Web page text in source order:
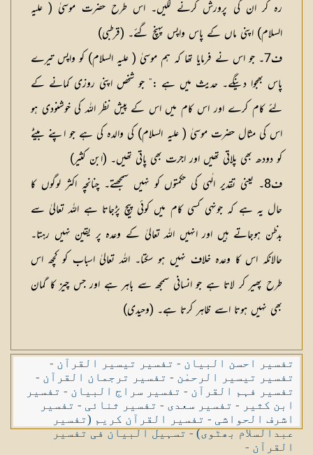
رہ کر ان کی پرورش کرنے لگیں۔ اس طرح حضرت موسیٰ ( علیہ
السلام) اپنی ماں کے پاس واپس پہنچ گئے۔ (قرطبی)
ف7۔ جو اس نے فرمایا تھا کہ ہم موسیٰ ( علیہ السلام) كو واپس تیرے
پاس بھجوا دینگے۔ حدیث میں ہے :” جو شخص اپنی روزی کمانے کے
لئے کام کرے اور اس کام میں اس کے پیش نظر اللہ کی خوشنودی ہو
اس کی مثال حضرت موسیٰ ( علیہ السلام) کی والدہ کی ہے جو اپنے بیٹے
کو دودھ بھی پلاتی تھیں اور اجرت بھی پاتی تھیں۔ (ابن کثیر)
ف8۔ یعنی تقدیر الٰہی کی حکمتوں کو نہیں سمجھتے۔ چنانچہ اکثر لوگوں کا
حال یہ ہے کہ جونہی کسی کام میں کوئی پیچ پڑجاتا ہے اللہ تعالیٰ سے
بدظن ہوجاتے ہیں اور انہیں اللہ تعالیٰ کے وعدہ پر یقین نہیں رہتا۔
حالانکہ اس کا وعدہ خلاف نہیں ہو سکتا۔ اللہ تعالیٰ اسباب کو کچھ اس
طرح پھیر کر لاتا ہے جو انسانی سمجھ سے باہر ہے اور جس چیز کا گمان
بھی نہیں ہوتا اسے ظاہر کرتا ہے۔ (وحیدی)
تفسیر احسن البیان - تفسیر تیسیر القرآن -
تفسیر تیسیر الرحمٰن - تفسیر ترجمان القرآن -
تفسیر فہم القرآن - تفسیر سراج البیان - تفسیر
ابن کثیر - تفسیر سعدی - تفسیر ثنائی - تفسیر
اشرف الحواشی - تفسیر القرآن کریم (تفسیر
عبدالسلام بھٹوی)-تسہیل البیان فی تفسیر
القرآن -